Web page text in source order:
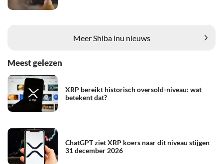
Meer Shiba inu nieuws
Meest gelezen
XRP bereikt historisch oversold-niveau: wat
betekent dat?
ChatGPT ziet XRP koers naar dit niveau stijgen
31 december 2026